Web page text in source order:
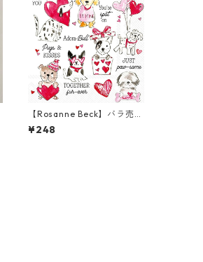
【Rosanne Beck】バラ売り
2枚 カクテルサイズ ペーパ
ーナプキン Pugs & Kisses
¥248